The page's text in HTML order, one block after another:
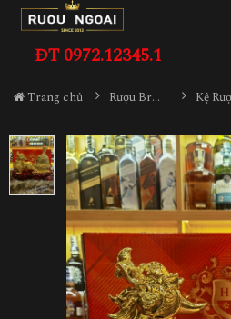
ĐT 0972.12345.1
Trang chủ Rượu Brandy